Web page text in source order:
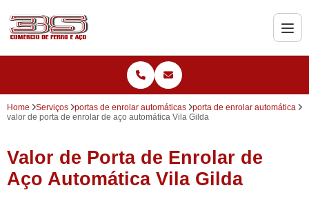
Home Serviços portas de enrolar automáticas
porta de enrolar automática
valor de porta de enrolar de aço automática Vila Gilda
Valor de Porta de Enrolar de
Aço Automática Vila Gilda